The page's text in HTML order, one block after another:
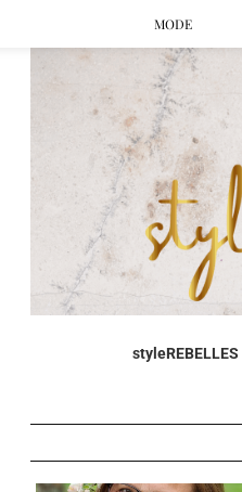
MODE